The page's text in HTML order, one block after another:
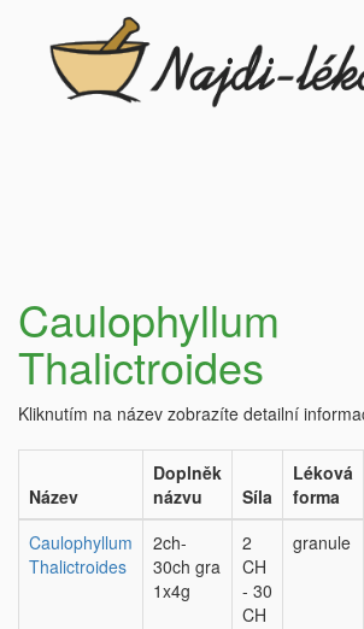
Caulophyllum
Thalictroides
Kliknutím na název zobrazíte detailní
Název
Doplněk
názvu
Síla
Léková
forma
Caulophyllum
Thalictroides
2ch-
30ch gra
1x4g
2
CH
- 30
CH
granule